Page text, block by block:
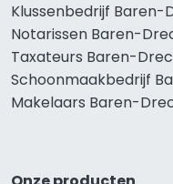
Klussenbedrijf Baren-
Notarissen Baren-
Taxateurs Baren-
Schoonmaakbedrijf
Makelaars Baren-